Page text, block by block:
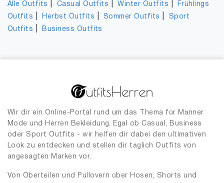
Alle Outfits Casual Outfits |Winter Outfits
Frühlings
Outfits
Herbst Outfits Sommer Outfits
Sport
Outfits
Business Outfits
Wir dir ein Online-Portal rund um das Thema für Männer
Mode und Herren Bekleidung. Egal ob Casual, Business
oder Sport Outfits - wir helfen dir dabei den ultimativen
Look zu entdecken und stellen dir täglich Outfits von
angesagten Marken vor.
Von Oberteilen und Pullovern über Hosen, Shorts und